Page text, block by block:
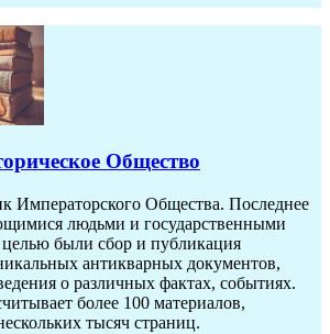
Общество
Императорского Общества. Последнее
людьми и государственными
были сбор и публикация
антикварных документов,
о различных фактах, событиях.
более 100 материалов,
тысяч страниц.